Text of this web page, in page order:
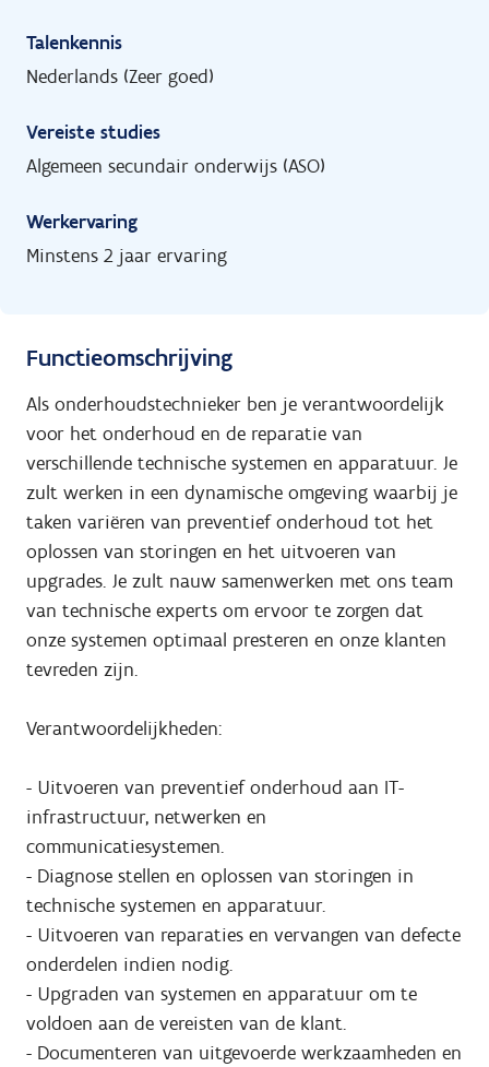
Talenkennis
Nederlands (Zeer goed)
Vereiste studies
Algemeen secundair onderwijs (ASO)
Werkervaring
Minstens 2 jaar ervaring
Functieomschrijving
Als onderhoudstechnieker ben je verantwoordelijk
voor het onderhoud en de reparatie van
verschillende technische systemen en apparatuur. Je
zult werken in een dynamische omgeving waarbij je
taken variëren van preventief onderhoud tot het
oplossen van storingen en het uitvoeren van
upgrades. Je zult nauw samenwerken met ons team
van technische experts om ervoor te zorgen dat
onze systemen optimaal presteren en onze klanten
tevreden zijn.
Verantwoordelijkheden:
- Uitvoeren van preventief onderhoud aan IT-
infrastructuur, netwerken en
communicatiesystemen.
- Diagnose stellen en oplossen van storingen in
technische systemen en apparatuur.
- Uitvoeren van reparaties en vervangen van defecte
onderdelen indien nodig.
- Upgraden van systemen en apparatuur om te
voldoen aan de vereisten van de klant.
- Documenteren van uitgevoerde werkzaamheden en